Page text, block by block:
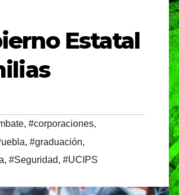
Estatal
, #corporaciones,
, #graduación,
, #Seguridad, #UCIPS